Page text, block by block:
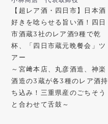
【超レア酒・四日市】日本酒
好きを唸らせる旨い酒！四日
市酒蔵3社のレア酒9種で乾
杯、「四日市蔵元晩餐会」ツ
アー
～宮﨑本店、丸彦酒造、神楽
酒造の3蔵が各3種のレア酒持
ち込み！三重県産のごちそう
と合わせて舌鼓～